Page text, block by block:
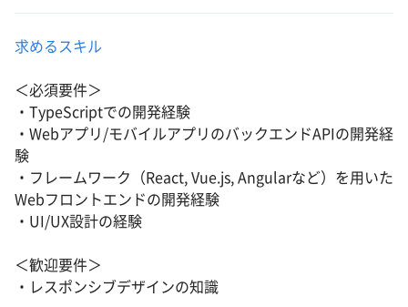
求めるスキル
＜必須要件＞
・TypeScriptでの開発経験
・Webアプリ/モバイルアプリのバックエンドAPIの開発経
験
・フレームワーク（React, Vue.js, Angularなど）を用いた
Webフロントエンドの開発経験
・UI/UX設計の経験
＜歓迎要件＞
・レスポンシブデザインの知識